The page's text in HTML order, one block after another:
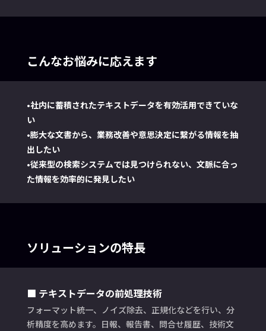
こんなお悩みに応えます
•社内に蓄積されたテキストデータを有効活用できていな
い
•膨大な文書から、業務改善や意思決定に繋がる情報を抽
出したい
•従来型の検索システムでは見つけられない、文脈に合っ
た情報を効率的に発見したい
ソリューションの特長
■ テキストデータの前処理技術
フォーマット統一、ノイズ除去、正規化などを行い、分
析精度を高めます。日報、報告書、問合せ履歴、技術文